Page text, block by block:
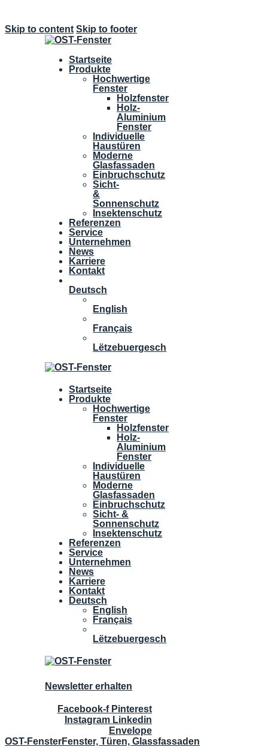
Skip to content Skip to footer
Startseite
Produkte
Hochwertige
Fenster
Holzfenster
Holz-
Aluminium
Fenster
Individuelle
Haustüren
Moderne
Glasfassaden
Einbruchschutz
Sicht-
&
Sonnenschutz
Insektenschutz
Referenzen
Service
Unternehmen
News
Karriere
Kontakt
Deutsch
English
Français
Lëtzebuergesch
Startseite
Produkte
Hochwertige
Fenster
Holzfenster
Holz-
Aluminium
Fenster
Individuelle
Haustüren
Moderne
Glasfassaden
Einbruchschutz
Sicht- &
Sonnenschutz
Insektenschutz
Referenzen
Service
Unternehmen
News
Karriere
Kontakt
Deutsch
English
Français
Lëtzebuergesch
Newsletter erhalten
Facebook-f Pinterest
Instagram Linkedin
Envelope
OST-FensterFenster, Türen, Glassfassaden